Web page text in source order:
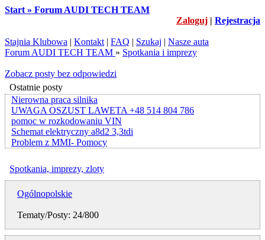
Start » Forum AUDI TECH TEAM
Zaloguj | Rejestracja
Stajnia Klubowa | Kontakt | FAQ | Szukaj | Nasze auta
Forum AUDI TECH TEAM » Spotkania i imprezy
Zobacz posty bez odpowiedzi
Ostatnie posty
Nierowna praca silnika
UWAGA OSZUST LAWETA +48 514 804 786
pomoc w rozkodowaniu VIN
Schemat elektryczny a8d2 3,3tdi
Problem z MMI- Pomocy
Spotkania, imprezy, zloty
Ogólnopolskie
Tematy/Posty: 24/800